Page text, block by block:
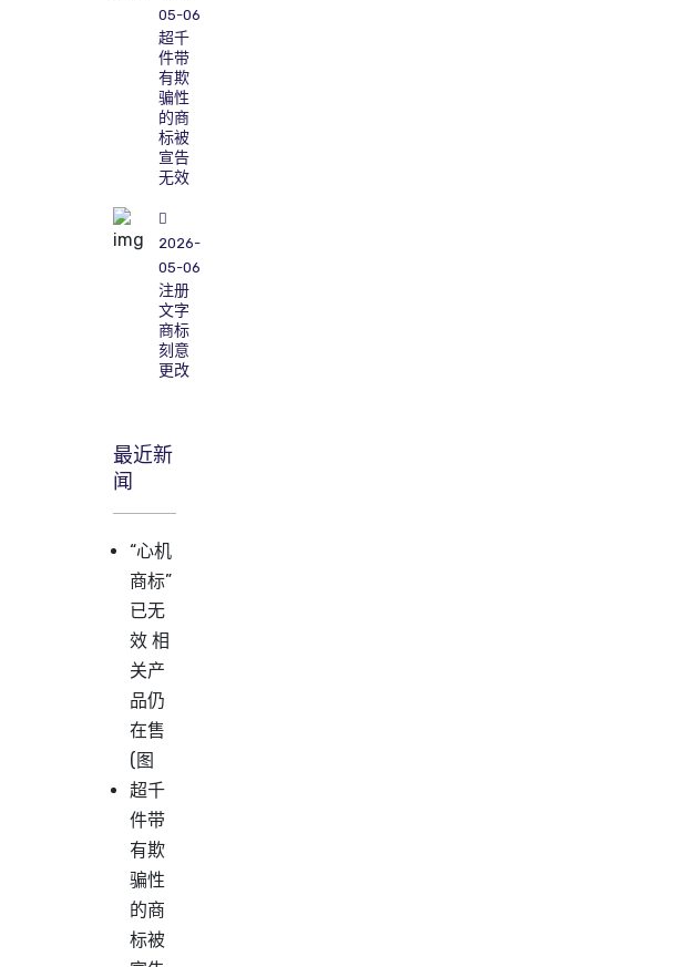
05-06
超千
件带
有欺
骗性
的商
标被
宣告
无效
2026-
05-06
注册
文字
商标
刻意
更改
最近新
闻
“心机
商标”
已无
效 相
关产
品仍
在售
(图
超千
件带
有欺
骗性
的商
标被